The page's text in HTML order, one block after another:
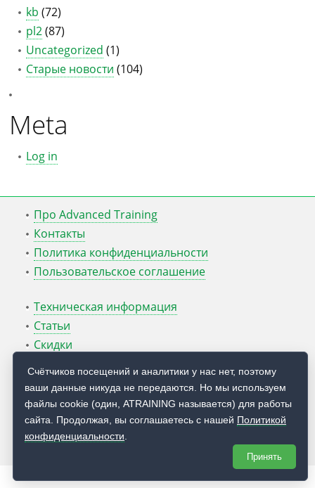
kb (72)
pl2(87)
Uncategorized (1)
Старые новости (104)
Meta
Log in
Про Advanced Training
Контакты
Политика конфиденциальности
Пользовательское соглашение
Техническая информация
Статьи
Скидки
Блог Руслана Карманова
© 2009 — 2026 Учебный центр Advanced Training
Счётчиков посещений и аналитики у нас нет, поэтому
ваши данные никуда не передаются. Но мы используем
файлы cookie (один, ATRAINING называется) для работы
сайта. Продолжая, вы соглашаетесь с нашей Политикой
конфиденциальности
Принять